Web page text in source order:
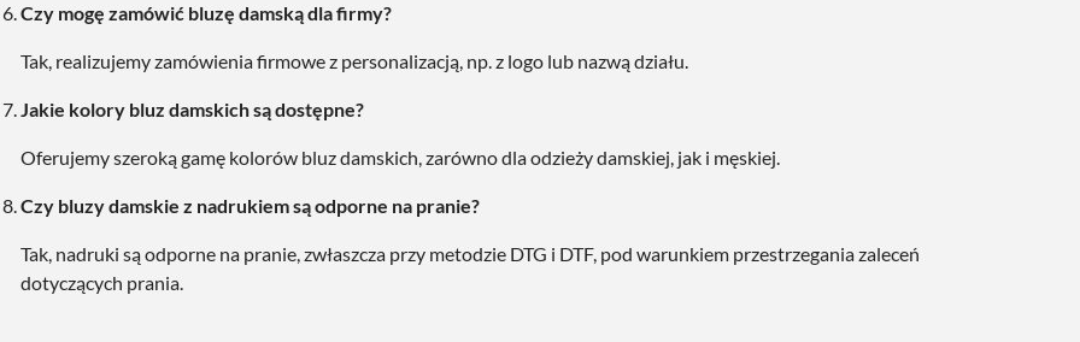
Czy mogę zamówić bluzę damską dla firmy?
Tak, realizujemy zamówienia firmowe z personalizacją, np. z logo lub nazwą działu.
Jakie kolory bluz damskich są dostępne?
Oferujemy szeroką gamę kolorów bluz damskich, zarówno dla odzieży damskiej, jak i męskiej.
Czy bluzy damskie z nadrukiem są odporne na pranie?
Tak, nadruki są odporne na pranie, zwłaszcza przy metodzie DTG i DTF, pod warunkiem przestrzegania zaleceń
dotyczących prania.